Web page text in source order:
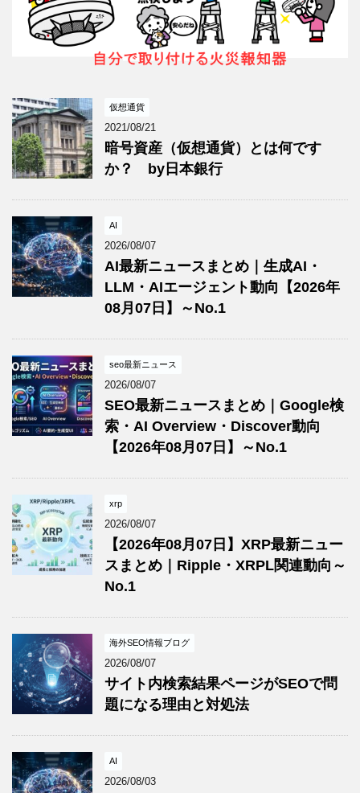
仮想通貨
2021/08/21
暗号資産（仮想通貨）とは何です
か？ by日本銀行
AI
2026/08/07
AI最新ニュースまとめ｜生成AI・
LLM・AIエージェント動向【2026年
08月07日】～No.1
seo最新ニュース
2026/08/07
SEO最新ニュースまとめ｜Google検
索・AI Overview・Discover動向
【2026年08月07日】～No.1
xrp
2026/08/07
【2026年08月07日】XRP最新ニュー
スまとめ｜Ripple・XRPL関連動向～
No.1
海外SEO情報ブログ
2026/08/07
サイト内検索結果ページがSEOで問
題になる理由と対処法
AI
2026/08/03